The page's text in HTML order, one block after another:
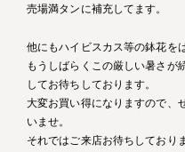
売場満タンに補充してます。
他にもハイビスカス等の鉢花を
もうしばらくこの厳しい暑さが
してお待ちしております。
大変お買い得になりますので、
いませ。
それではご来店お待ちしており